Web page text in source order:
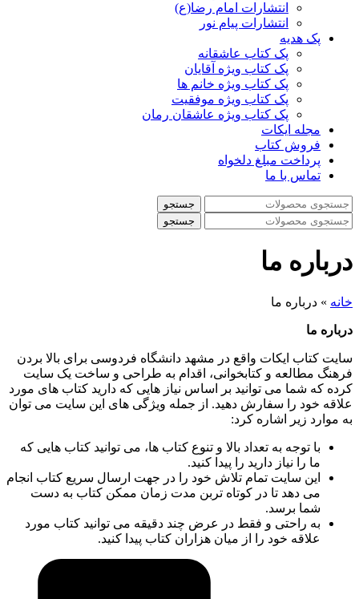
انتشارات امام رضا(ع)
انتشارات پیام نور
پک هدیه
پک کتاب عاشقانه
پک کتاب ویژه آقایان
پک کتاب ویژه خانم ها
پک کتاب ویژه موفقیت
پک کتاب ویژه عاشقان رمان
مجله ایکات
فروش کتاب
پرداخت مبلغ دلخواه
تماس با ما
جستجو
جستجو
درباره ما
خانه » درباره ما
درباره ما
سایت کتاب ایکات واقع در مشهد دانشگاه فردوسی برای بالا بردن
فرهنگ مطالعه و کتابخوانی، اقدام به طراحی و ساخت یک سایت
کرده که شما می توانید بر اساس نیاز هایی که دارید کتاب‌ های مورد
علاقه خود را سفارش دهید. از جمله ویژگی های این سایت می توان
به موارد زیر اشاره کرد:
با توجه به تعداد بالا و تنوع کتاب ها، می توانید کتاب هایی که
ما را نیاز دارید را پیدا کنید.
این سایت تمام تلاش خود را در جهت ارسال سریع کتاب انجام
می دهد تا در کوتاه تربن مدت زمان ممکن کتاب به دست
شما برسد.
به راحتی و فقط در عرض چند دقیقه می توانید کتاب مورد
علاقه خود را از میان هزاران کتاب پیدا کنید.